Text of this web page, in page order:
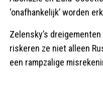
‘onafhankelijk’ worden
Zelensky’s
riskeren ze niet alleen
een rampzalige